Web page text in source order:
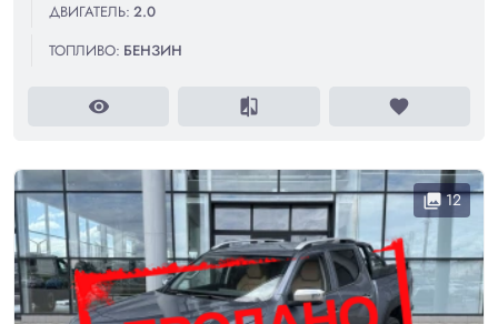
ДВИГАТЕЛЬ: 2.0
ТОПЛИВО: БЕНЗИН
visibility compare favorite
collections12